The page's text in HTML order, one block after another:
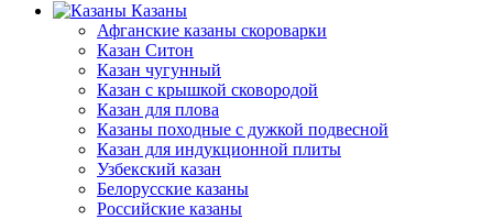
Казаны
Афганские казаны скороварки
Казан Ситон
Казан чугунный
Казан с крышкой сковородой
Казан для плова
Казаны походные с дужкой подвесной
Казан для индукционной плиты
Узбекский казан
Белорусские казаны
Российские казаны